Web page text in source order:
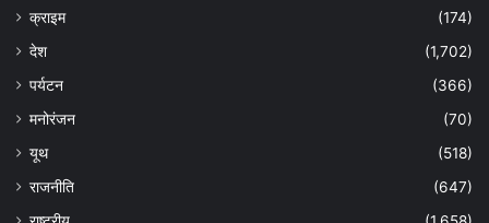
क्राइम
(174)
देश
(1,702)
पर्यटन
(366)
मनोरंजन
(70)
यूथ
(518)
राजनीति
(647)